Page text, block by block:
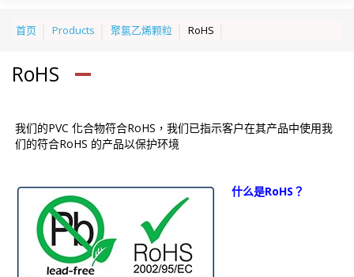
首页 Products 聚氯乙烯颗粒 RoHS
RoHS
我们的PVC 化合物符合RoHS，我们已指示客户在其产品中使用我
们的符合RoHS 的产品以保护环境
什么是RoHS？